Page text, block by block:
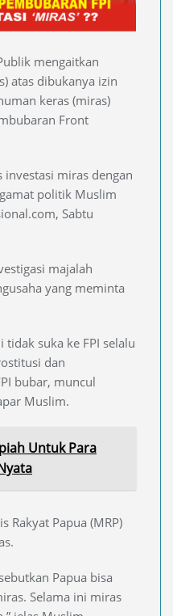
mengaitkan
atas dibukanya izin
keras (miras)
Front
investasi miras dengan
politik Muslim
Sabtu
majalah
yang meminta
tidak suka ke FPI selalu
dan
bubar, muncul
Muslim.
Untuk Para
Rakyat Papua (MRP)
Papua bisa
Selama ini miras